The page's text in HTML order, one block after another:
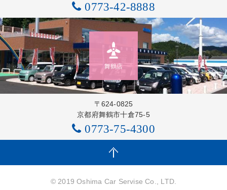
0773-42-8888
舞鶴店
〒624-0825
京都府舞鶴市十倉75-5
0773-75-4300
© 2019 Oshima Car Servise Co., LTD.